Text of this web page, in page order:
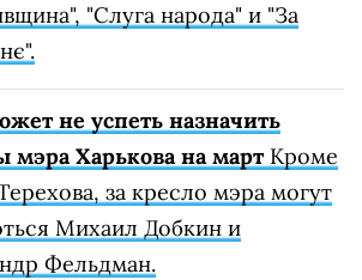
"Слуга народа" и "За
не успеть назначить
мэра Харькова на мартКроме
за кресло мэра могут
Михаил Добкин и
Фельдман.